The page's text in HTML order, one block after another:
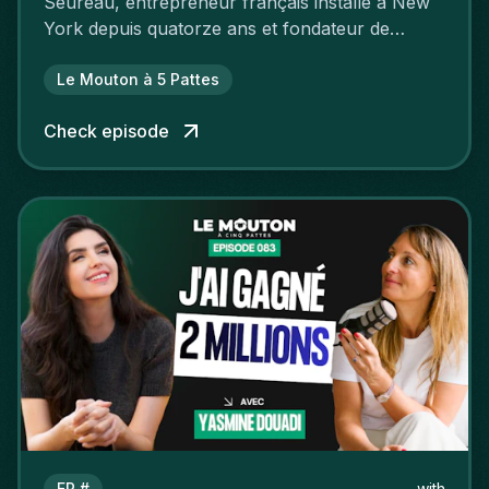
York depuis quatorze ans et fondateur de
Le Mouton à 5 Pattes
Check episode